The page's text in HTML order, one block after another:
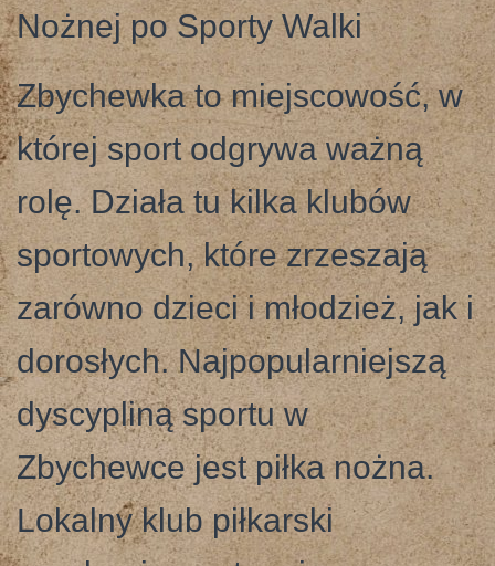
Nożnej po Sporty Walki
Zbychewka to miejscowość, w
której sport odgrywa ważną
rolę. Działa tu kilka klubów
sportowych, które zrzeszają
zarówno dzieci i młodzież, jak i
dorosłych. Najpopularniejszą
dyscypliną sportu w
Zbychewce jest piłka nożna.
Lokalny klub piłkarski